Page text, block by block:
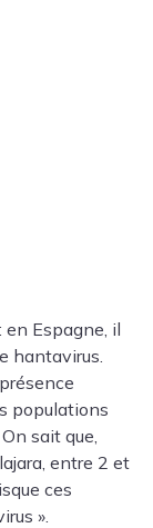
en Espagne, il
hantavirus.
populations
sait que,
entre 2 et
ces
».